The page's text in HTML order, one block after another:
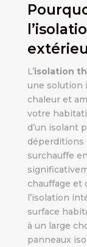
L’isolation
une solution
chaleur et
votre
d’un isolant
déperditions
surchauffe
chauffage et
l’isolation
surface
à un large
panneaux